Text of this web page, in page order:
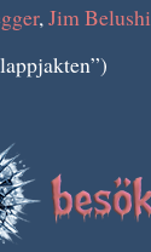
,Jim Belushi